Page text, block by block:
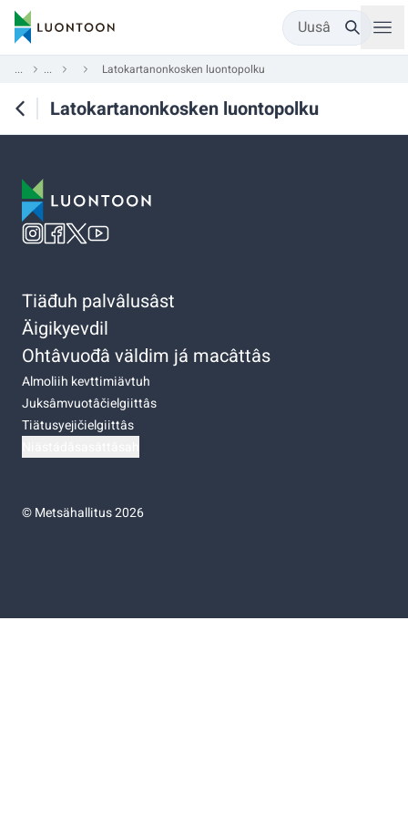
Uusâ
... ... Latokartanonkosken luontopolku
Latokartanonkosken luontopolku
Tiäđuh palvâlusâst
Äigikyevdil
Ohtâvuođâ väldim já macâttâs
Almoliih kevttimiävtuh
Juksâmvuotâčielgiittâs
Tiätusyejičielgiittâs
©Metsähallitus 2026